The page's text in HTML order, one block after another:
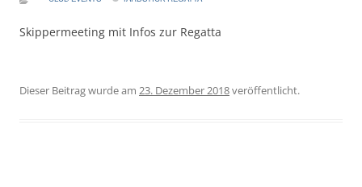
Skippermeeting mit Infos zur Regatta
Dieser Beitrag wurde am 23. Dezember 2018veröffentlicht.